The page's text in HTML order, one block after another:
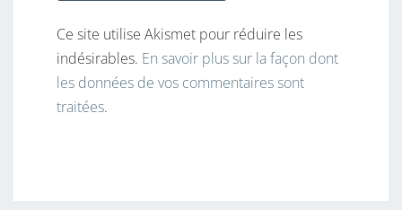
Ce site utilise Akismet pour réduire les
indésirables. En savoir plus sur la façon dont
les données de vos commentaires sont
traitées.